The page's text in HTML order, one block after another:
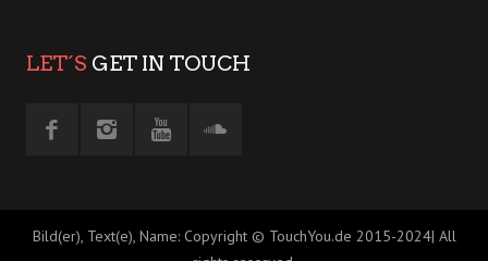
LET´S GET IN TOUCH
Bild(er), Text(e), Name: Copyright © TouchYou.de 2015-2024| All